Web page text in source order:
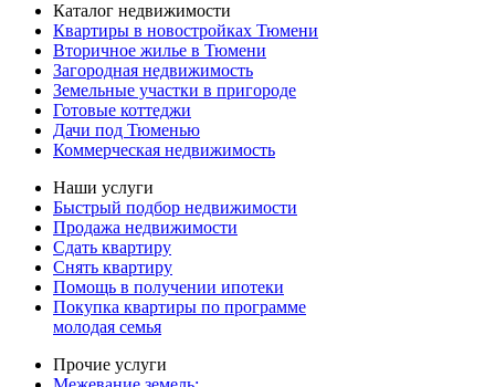
Каталог недвижимости
Квартиры в новостройках Тюмени
Вторичное жилье в Тюмени
Загородная недвижимость
Земельные участки в пригороде
Готовые коттеджи
Дачи под Тюменью
Коммерческая недвижимость
Наши услуги
Быстрый подбор недвижимости
Продажа недвижимости
Сдать квартиру
Снять квартиру
Помощь в получении ипотеки
Покупка квартиры по программе
молодая семья
Прочие услуги